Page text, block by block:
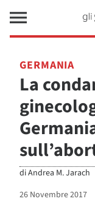
GERMANIA
La
diAndrea M. Jarach
26 Novembre 2017